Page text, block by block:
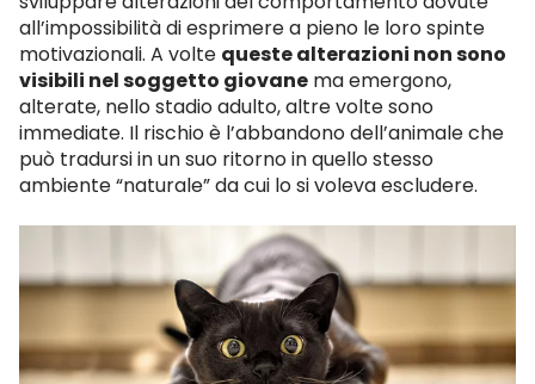
all’impossibilità di esprimere a pieno le loro spinte
motivazionali. A volte queste alterazioni non sono
visibili nel soggetto giovane ma emergono,
alterate, nello stadio adulto, altre volte sono
immediate. Il rischio è l’abbandono dell’animale che
può tradursi in un suo ritorno in quello stesso
ambiente “naturale” da cui lo si voleva escludere.